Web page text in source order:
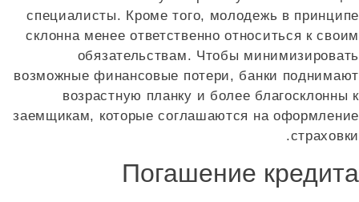
специалисты. Кроме того, молодежь в принципе
склонна менее ответственно относиться к своим
обязательствам. Чтобы минимизировать
возможные финансовые потери, банки поднимают
возрастную планку и более благосклонны к
заемщикам, которые соглашаются на оформление
страховки.
Погашение кредита